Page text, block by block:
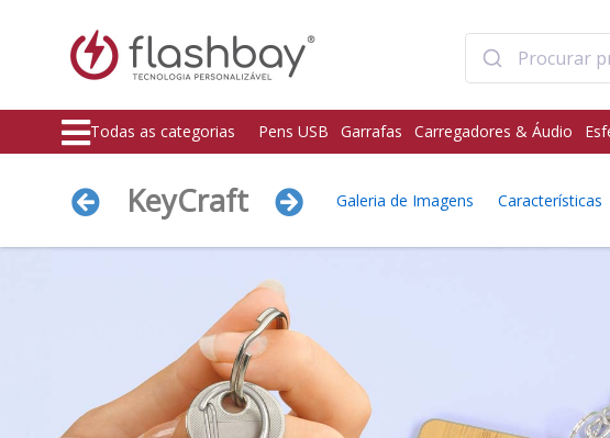
Todas as categorias Pens USB Garrafas Carregadores & Áudio
KeyCraft Galeria de Imagens Características